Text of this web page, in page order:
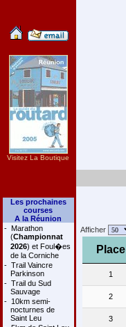
Visitez La Boutique
Les prochaines
courses
A la Réunion
- Marathon
(Championnat
2026) et Foul�es
de la Corniche
- Trail Vaincre
Parkinson
- Trail du Sud
Sauvage
- 10km semi-
nocturnes de
Saint Leu
Afficher
Place
1
2
3